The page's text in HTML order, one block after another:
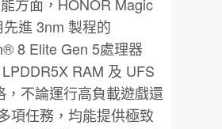
進 3nm 製程的
8 Elite Gen 5處理器
RAM 及 UFS
，不論運行高負載遊戲還
項任務，均能提供極致